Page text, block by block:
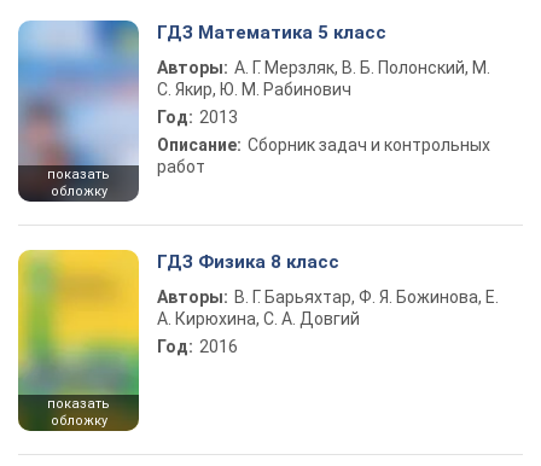
показать
обложку
ГДЗ Математика 5 класс
Авторы: А. Г. Мерзляк, В. Б. Полонский, М.
С. Якир, Ю. М. Рабинович
Год: 2013
Описание: Сборник задач и контрольных
работ
показать
обложку
ГДЗ Физика 8 класс
Авторы: В. Г. Барьяхтар, Ф. Я. Божинова, Е.
А. Кирюхина, С. А. Довгий
Год: 2016